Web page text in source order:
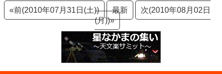
«前(2010年07月31日(土)) 最新
次(2010年08月02日
(月))»